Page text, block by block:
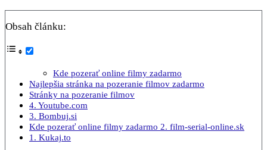
Obsah článku:
Kde pozerať online filmy zadarmo
Najlepšia stránka na pozeranie filmov zadarmo
Stránky na pozeranie filmov
4. Youtube.com
3. Bombuj.si
Kde pozerať online filmy zadarmo 2. film-serial-online.sk
1. Kukaj.to